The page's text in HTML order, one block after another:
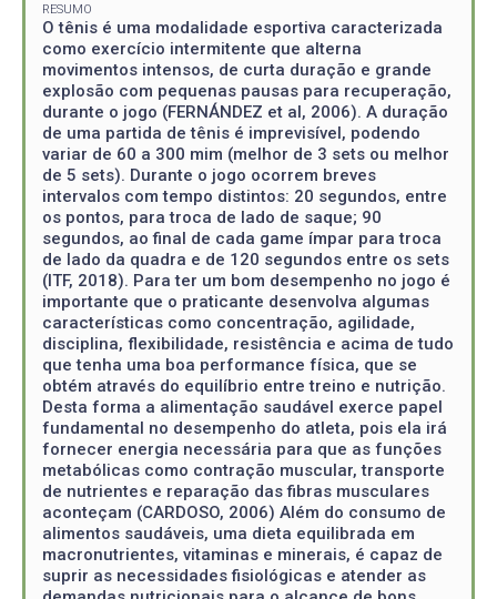
RESUMO
O tênis é uma modalidade esportiva caracterizada
como exercício intermitente que alterna
movimentos intensos, de curta duração e grande
explosão com pequenas pausas para recuperação,
durante o jogo (FERNÁNDEZ et al, 2006). A duração
de uma partida de tênis é imprevisível, podendo
variar de 60 a 300 mim (melhor de 3 sets ou melhor
de 5 sets). Durante o jogo ocorrem breves
intervalos com tempo distintos: 20 segundos, entre
os pontos, para troca de lado de saque; 90
segundos, ao final de cada game ímpar para troca
de lado da quadra e de 120 segundos entre os sets
(ITF, 2018). Para ter um bom desempenho no jogo é
importante que o praticante desenvolva algumas
características como concentração, agilidade,
disciplina, flexibilidade, resistência e acima de tudo
que tenha uma boa performance física, que se
obtém através do equilíbrio entre treino e nutrição.
Desta forma a alimentação saudável exerce papel
fundamental no desempenho do atleta, pois ela irá
fornecer energia necessária para que as funções
metabólicas como contração muscular, transporte
de nutrientes e reparação das fibras musculares
aconteçam (CARDOSO, 2006) Além do consumo de
alimentos saudáveis, uma dieta equilibrada em
macronutrientes, vitaminas e minerais, é capaz de
suprir as necessidades fisiológicas e atender as